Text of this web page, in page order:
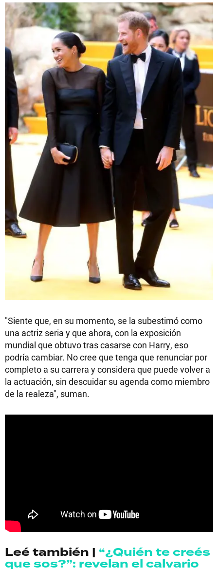
"Siente que, en su momento, se la subestimó como
una actriz seria y que ahora, con la exposición
mundial que obtuvo tras casarse con Harry, eso
podría cambiar. No cree que tenga que renunciar por
completo a su carrera y considera que puede volver a
la actuación, sin descuidar su agenda como miembro
de la realeza", suman.
Leé también | “¿Quién te creés
que sos?”: revelan el calvario